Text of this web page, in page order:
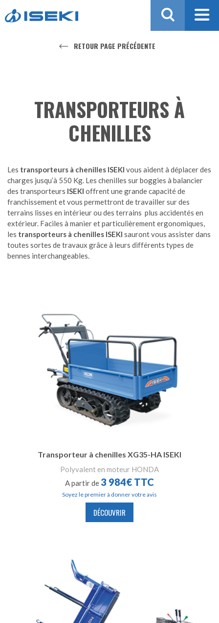
RETOUR PAGE PRÉCÉDENTE
TRANSPORTEURS À
CHENILLES
Les transporteurs à chenilles ISEKI vous aident à déplacer des
charges jusqu’à 550 Kg. Les chenilles sur boggies à balancier
des transporteurs ISEKI offrent une grande capacité de
franchissement et vous permettront de travailler sur des
terrains lisses en intérieur ou des terrains plus accidentés en
extérieur. Faciles à manier et particulièrement ergonomiques,
les transporteurs à chenilles ISEKI sauront vous assister dans
toutes sortes de travaux grâce à leurs différents types de
bennes interchangeables.
Transporteur à chenilles XG35-HA ISEKI
Polyvalent en moteur HONDA
A partir de 3 984€ TTC
Soyez le premier à donner votre avis
DÉCOUVRIR